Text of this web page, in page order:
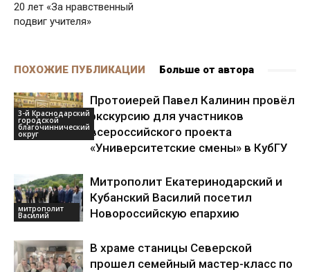
20 лет «За нравственный
подвиг учителя»
ПОХОЖИЕ ПУБЛИКАЦИИ Больше от автора
3-й Краснодарский
городской
благочиннический
округ
Протоиерей Павел Калинин провёл
экскурсию для участников
всероссийского проекта
«Университетские смены» в КубГУ
митрополит
Василий
Митрополит Екатеринодарский и
Кубанский Василий посетил
Новороссийскую епархию
В храме станицы Северской
прошел семейный мастер-класс по